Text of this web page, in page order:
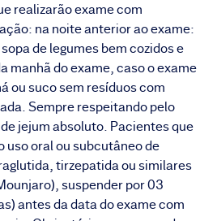
realizarão exame com
na noite anterior ao exame:
de legumes bem cozidos e
manhã do exame, caso o exame
ou suco sem resíduos com
Sempre respeitando pelo
jejum absoluto. Pacientes que
uso oral ou subcutâneo de
tirzepatida ou similares
suspender por 03
antes da data do exame com